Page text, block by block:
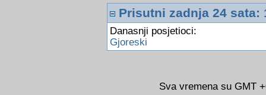
14.06.2026 11:16 Google sada
(Avko)
14.06.2026 11:14 Jos jedna
MacBooku sa zaslonom na dodir
14.06.2026 11:09 Ako ovu stranu
Prisutni zadnja 24 sata:
Danasnji posjetioci:
Gjoreski
Sva vremena su GMT